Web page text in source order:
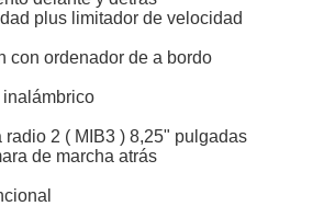
plus limitador de velocidad
con ordenador de a bordo
radio 2 ( MIB3 ) 8,25" pulgadas
de marcha atrás